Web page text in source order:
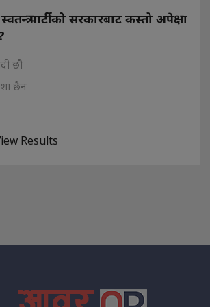
स्वतन्त्र पार्टीको सरकारबाट कस्तो अपेक्षा
छौ
छैन
Results